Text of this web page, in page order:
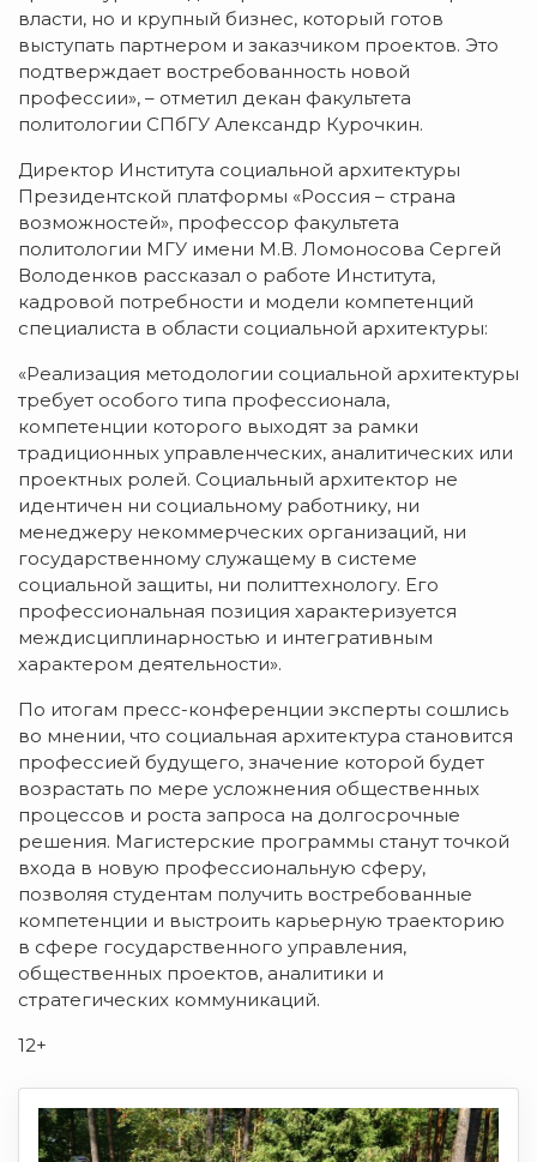
власти, но и крупный бизнес, который готов
выступать партнером и заказчиком проектов. Это
подтверждает востребованность новой
профессии», – отметил декан факультета
политологии СПбГУ Александр Курочкин.
Директор Института социальной архитектуры
Президентской платформы «Россия – страна
возможностей», профессор факультета
политологии МГУ имени М.В. Ломоносова Сергей
Володенков рассказал о работе Института,
кадровой потребности и модели компетенций
специалиста в области социальной архитектуры:
«Реализация методологии социальной архитектуры
требует особого типа профессионала,
компетенции которого выходят за рамки
традиционных управленческих, аналитических или
проектных ролей. Социальный архитектор не
идентичен ни социальному работнику, ни
менеджеру некоммерческих организаций, ни
государственному служащему в системе
социальной защиты, ни политтехнологу. Его
профессиональная позиция характеризуется
междисциплинарностью и интегративным
характером деятельности».
По итогам пресс-конференции эксперты сошлись
во мнении, что социальная архитектура становится
профессией будущего, значение которой будет
возрастать по мере усложнения общественных
процессов и роста запроса на долгосрочные
решения. Магистерские программы станут точкой
входа в новую профессиональную сферу,
позволяя студентам получить востребованные
компетенции и выстроить карьерную траекторию
в сфере государственного управления,
общественных проектов, аналитики и
стратегических коммуникаций.
12+